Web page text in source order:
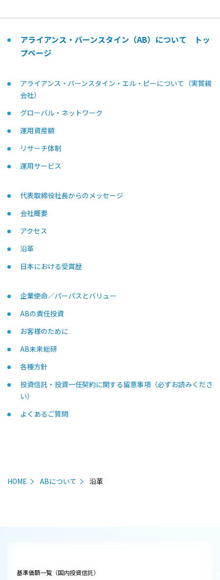
アライアンス・バーンスタイン（AB）について トッ
プページ
アライアンス・バーンスタイン・エル・ピーについて（実質親
会社）
グローバル・ネットワーク
運用資産額
リサーチ体制
運用サービス
代表取締役社長からのメッセージ
会社概要
アクセス
沿革
日本における受賞歴
企業使命／パーパスとバリュー
ABの責任投資
お客様のために
AB未来総研
各種方針
投資信託・投資一任契約に関する留意事項（必ずお読みくださ
い）
よくあるご質問
HOME ABについて 沿革
基準価額一覧（国内投資信託）